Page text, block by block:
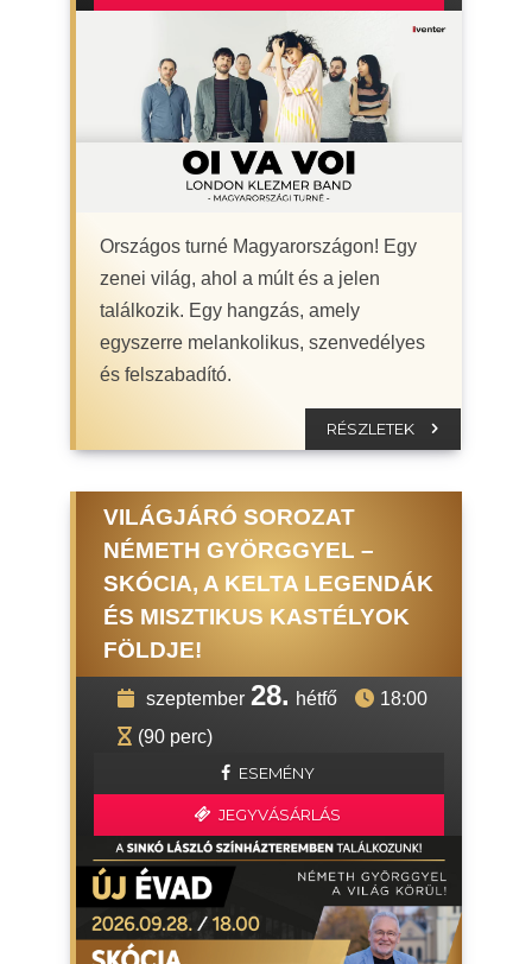
Országos turné Magyarországon! Egy
zenei világ, ahol a múlt és a jelen
találkozik. Egy hangzás, amely
egyszerre melankolikus, szenvedélyes
és felszabadító.
RÉSZLETEK
VILÁGJÁRÓ SOROZAT
NÉMETH GYÖRGGYEL –
SKÓCIA, A KELTA LEGENDÁK
ÉS MISZTIKUS KASTÉLYOK
FÖLDJE!
szeptember 28. hétfő
18:00
(90 perc)
ESEMÉNY
JEGYVÁSÁRLÁS